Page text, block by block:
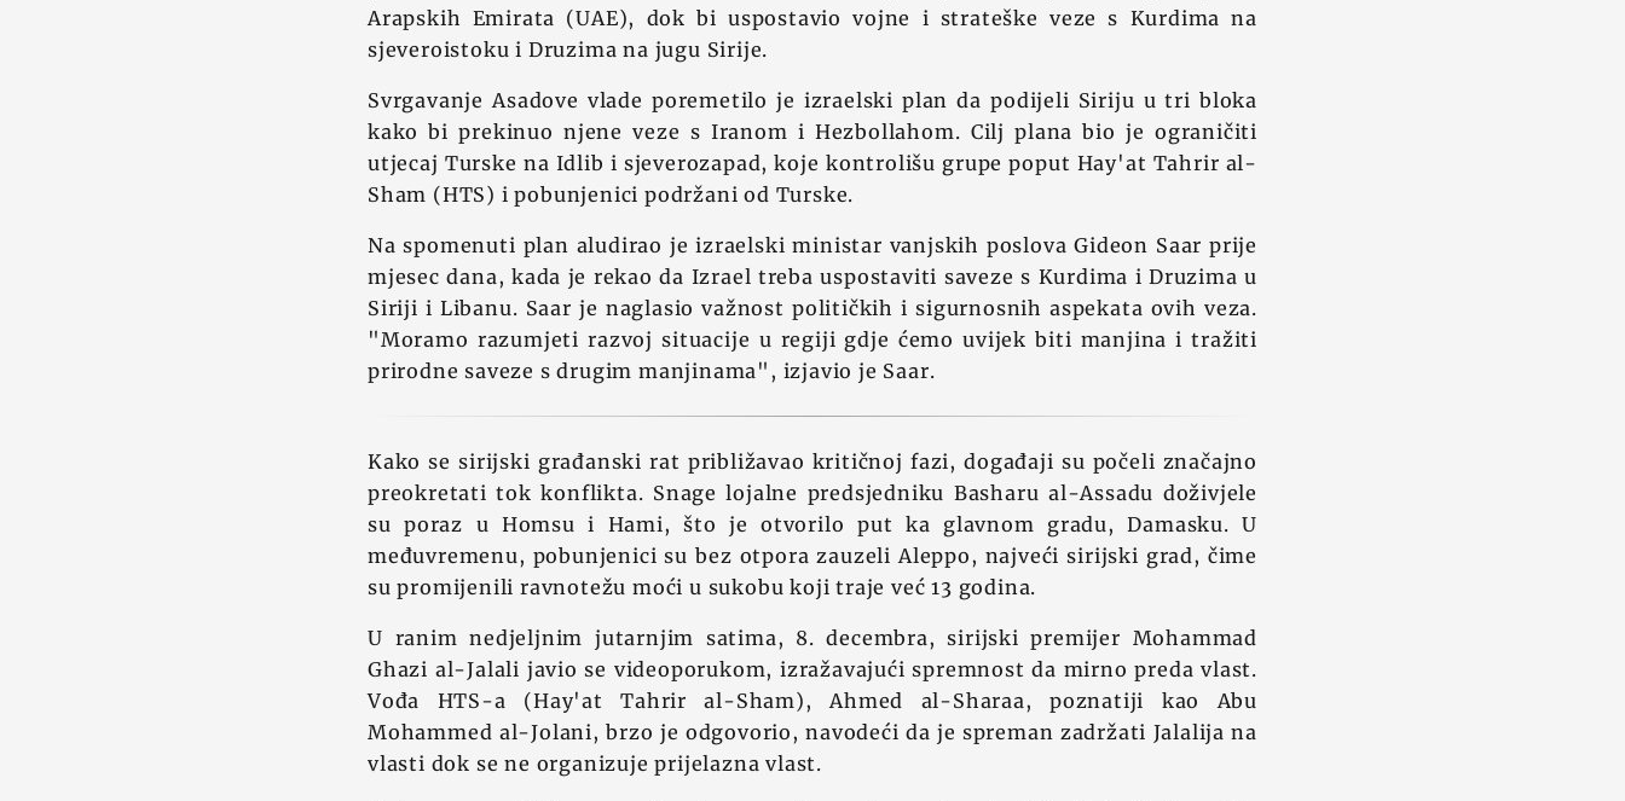
Arapskih Emirata (UAE), dok bi uspostavio vojne i strateške veze s Kurdima na
sjeveroistoku i Druzima na jugu Sirije.
Svrgavanje Asadove vlade poremetilo je izraelski plan da podijeli Siriju u tri bloka
kako bi prekinuo njene veze s Iranom i Hezbollahom. Cilj plana bio je ograničiti
utjecaj Turske na Idlib i sjeverozapad, koje kontrolišu grupe poput Hay'at Tahrir al-
Sham (HTS) i pobunjenici podržani od Turske.
Na spomenuti plan aludirao je izraelski ministar vanjskih poslova Gideon Saar prije
mjesec dana, kada je rekao da Izrael treba uspostaviti saveze s Kurdima i Druzima u
Siriji i Libanu. Saar je naglasio važnost političkih i sigurnosnih aspekata ovih veza.
"Moramo razumjeti razvoj situacije u regiji gdje ćemo uvijek biti manjina i tražiti
prirodne saveze s drugim manjinama", izjavio je Saar.
Kako se sirijski građanski rat približavao kritičnoj fazi, događaji su počeli značajno
preokretati tok konflikta. Snage lojalne predsjedniku Basharu al-Assadu doživjele
su poraz u Homsu i Hami, što je otvorilo put ka glavnom gradu, Damasku. U
međuvremenu, pobunjenici su bez otpora zauzeli Aleppo, najveći sirijski grad, čime
su promijenili ravnotežu moći u sukobu koji traje već 13 godina.
U ranim nedjeljnim jutarnjim satima, 8. decembra, sirijski premijer Mohammad
Ghazi al-Jalali javio se videoporukom, izražavajući spremnost da mirno preda vlast.
Vođa HTS-a (Hay'at Tahrir al-Sham), Ahmed al-Sharaa, poznatiji kao Abu
Mohammed al-Jolani, brzo je odgovorio, navodeći da je spreman zadržati Jalalija na
vlasti dok se ne organizuje prijelazna vlast.